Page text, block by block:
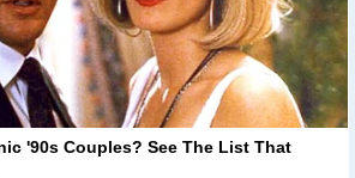
'90s Couples? See The List That